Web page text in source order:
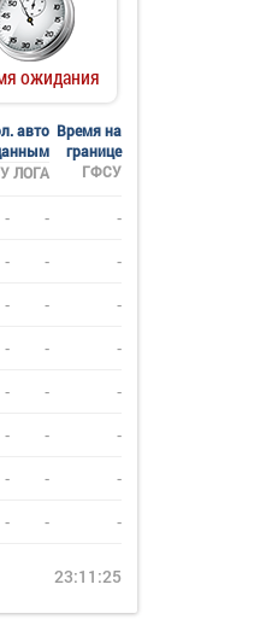
ожидания
авто Время на
границе
ГФСУ
ЛОГА
- -
-
- -
-
- -
-
- -
-
- -
-
- -
-
- -
-
- - -
23:11:25